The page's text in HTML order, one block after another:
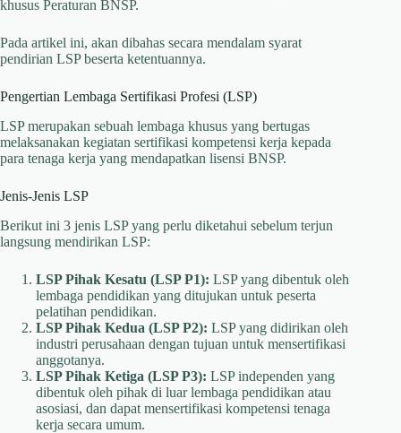
khusus Peraturan BNSP.
Pada artikel ini, akan dibahas secara mendalam syarat
pendirian LSP beserta ketentuannya.
Pengertian Lembaga Sertifikasi Profesi (LSP)
LSP merupakan sebuah lembaga khusus yang bertugas
melaksanakan kegiatan sertifikasi kompetensi kerja kepada
para tenaga kerja yang mendapatkan lisensi BNSP.
Jenis-Jenis LSP
Berikut ini 3 jenis LSP yang perlu diketahui sebelum terjun
langsung mendirikan LSP:
LSP Pihak Kesatu (LSP P1): LSP yang dibentuk oleh
lembaga pendidikan yang ditujukan untuk peserta
pelatihan pendidikan.
LSP Pihak Kedua (LSP P2): LSP yang didirikan oleh
industri perusahaan dengan tujuan untuk mensertifikasi
anggotanya.
LSP Pihak Ketiga (LSP P3): LSP independen yang
dibentuk oleh pihak di luar lembaga pendidikan atau
asosiasi, dan dapat mensertifikasi kompetensi tenaga
kerja secara umum.